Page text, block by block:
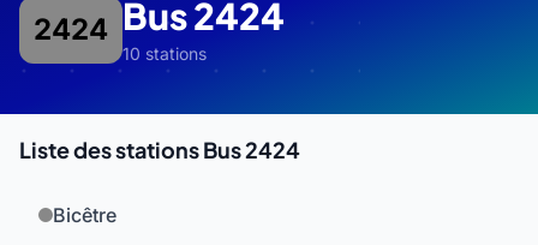
2424 Bus 2424
10 stations
Liste des stations Bus 2424
Bicêtre